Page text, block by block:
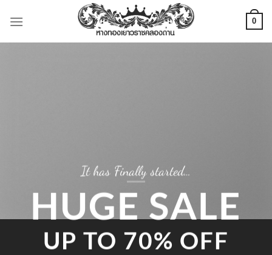
ยัง
0
It has Finally started…
HUGE SALE
UP TO 70% OFF